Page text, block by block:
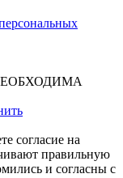
согласие на
правильную
и согласны с